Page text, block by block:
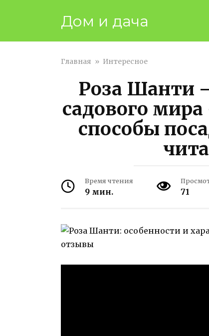
Дом и дача
Главная » Интересное
Роза Шанти
садового
способы
Время чтения
9 мин. 71